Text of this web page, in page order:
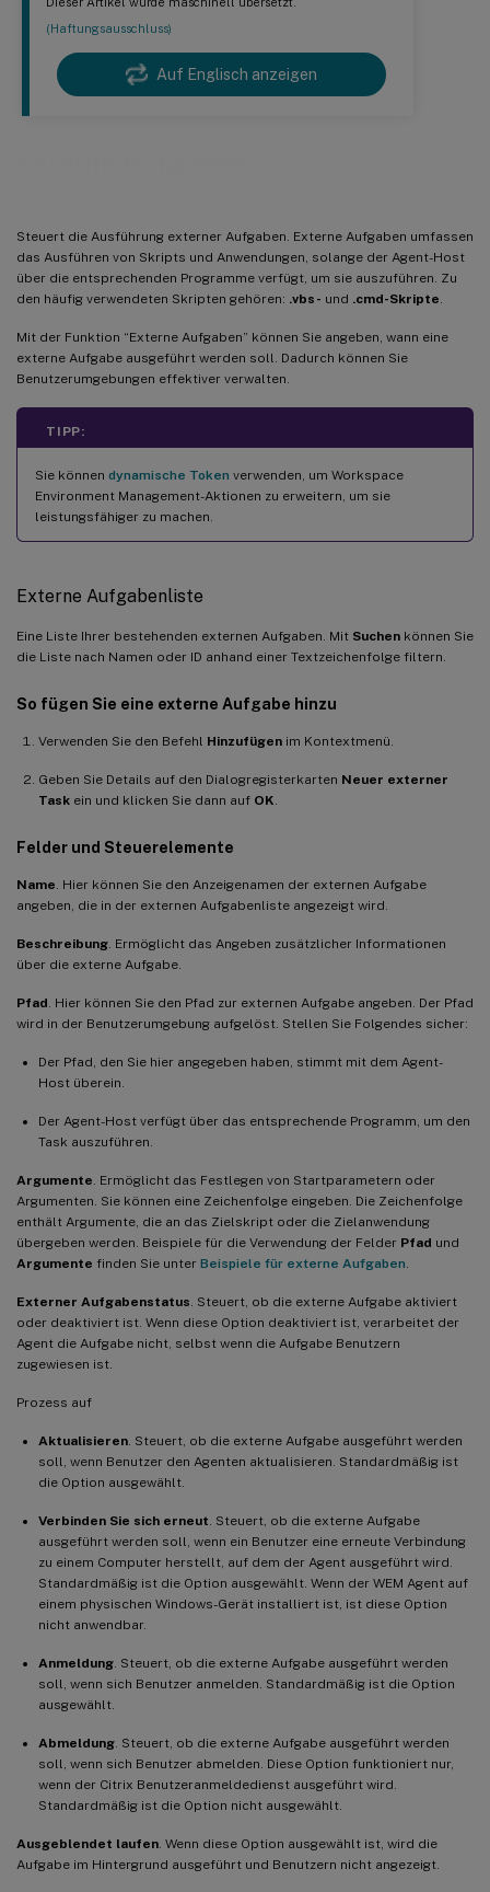
(Haftungsausschluss)
Auf Englisch anzeigen
Steuert die Ausführung externer Aufgaben. Externe Aufgaben umfassen
das Ausführen von Skripts und Anwendungen, solange der Agent-Host
über die entsprechenden Programme verfügt, um sie auszuführen. Zu
den häufig verwendeten Skripten gehören: .vbs- und .cmd-Skripte
Mit der Funktion “Externe Aufgaben” können Sie angeben, wann eine
externe Aufgabe ausgeführt werden soll. Dadurch können Sie
Benutzerumgebungen effektiver verwalten.
TIPP:
Sie können dynamische Token verwenden, um Workspace
Environment Management-Aktionen zu erweitern, um sie
leistungsfähiger zu machen.
Externe Aufgabenliste
Eine Liste Ihrer bestehenden externen Aufgaben. Mit Suchen können Sie
die Liste nach Namen oder ID anhand einer Textzeichenfolge filtern.
So fügen Sie eine externe Aufgabe hinzu
Verwenden Sie den Befehl Hinzufügen im Kontextmenü.
Geben Sie Details auf den Dialogregisterkarten Neuer externer
Task ein und klicken Sie dann auf OK
Felder und Steuerelemente
Name . Hier können Sie den Anzeigenamen der externen Aufgabe
angeben, die in der externen Aufgabenliste angezeigt wird.
Beschreibung . Ermöglicht das Angeben zusätzlicher Informationen
über die externe Aufgabe.
Pfad . Hier können Sie den Pfad zur externen Aufgabe angeben. Der Pfad
wird in der Benutzerumgebung aufgelöst. Stellen Sie Folgendes sicher:
Der Pfad, den Sie hier angegeben haben, stimmt mit dem Agent-
Host überein.
Der Agent-Host verfügt über das entsprechende Programm, um den
Task auszuführen.
Argumente . Ermöglicht das Festlegen von Startparametern oder
Argumenten. Sie können eine Zeichenfolge eingeben. Die Zeichenfolge
enthält Argumente, die an das Zielskript oder die Zielanwendung
übergeben werden. Beispiele für die Verwendung der Felder Pfad und
Argumente finden Sie unter Beispiele für externe Aufgaben
Externer Aufgabenstatus . Steuert, ob die externe Aufgabe aktiviert
oder deaktiviert ist. Wenn diese Option deaktiviert ist, verarbeitet der
Agent die Aufgabe nicht, selbst wenn die Aufgabe Benutzern
zugewiesen ist.
Prozess auf
Aktualisieren . Steuert, ob die externe Aufgabe ausgeführt werden
soll, wenn Benutzer den Agenten aktualisieren. Standardmäßig ist
die Option ausgewählt.
Verbinden Sie sich erneut . Steuert, ob die externe Aufgabe
ausgeführt werden soll, wenn ein Benutzer eine erneute Verbindung
zu einem Computer herstellt, auf dem der Agent ausgeführt wird.
Standardmäßig ist die Option ausgewählt. Wenn der WEM Agent auf
einem physischen Windows-Gerät installiert ist, ist diese Option
nicht anwendbar.
Anmeldung . Steuert, ob die externe Aufgabe ausgeführt werden
soll, wenn sich Benutzer anmelden. Standardmäßig ist die Option
ausgewählt.
Abmeldung . Steuert, ob die externe Aufgabe ausgeführt werden
soll, wenn sich Benutzer abmelden. Diese Option funktioniert nur,
wenn der Citrix Benutzeranmeldedienst ausgeführt wird.
Standardmäßig ist die Option nicht ausgewählt.
Ausgeblendet laufen . Wenn diese Option ausgewählt ist, wird die
Aufgabe im Hintergrund ausgeführt und Benutzern nicht angezeigt.